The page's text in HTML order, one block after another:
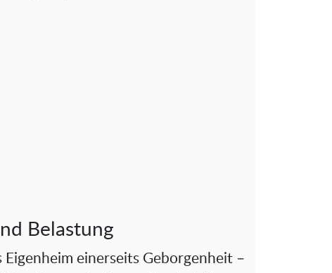
Belastung
Eigenheim einerseits Geborgenheit –